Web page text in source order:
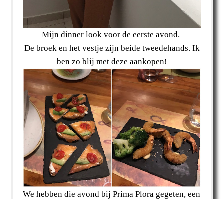
Mijn dinner look voor de eerste avond.
De broek en het vestje zijn beide tweedehands. Ik
ben zo blij met deze aankopen!
We hebben die avond bij Prima Plora gegeten, een